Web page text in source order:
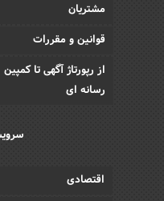
مشتریان
قوانین و مقررات
از رپورتاژ آگهی تا کمپین
رسانه ای
اقتصادی